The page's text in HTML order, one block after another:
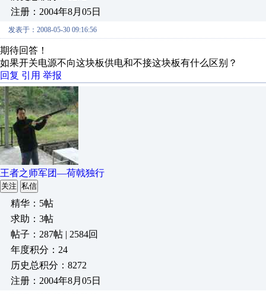
注册：2004年8月05日
发表于：2008-05-30 09:16:56
期待回答！
如果开关电源不向这块板供电和不接这块板有什么区别？
回复 引用 举报
王者之师军团—荷戟独行
关注 私信
精华：5帖
求助：3帖
帖子：287帖 | 2584回
年度积分：24
历史总积分：8272
注册：2004年8月05日